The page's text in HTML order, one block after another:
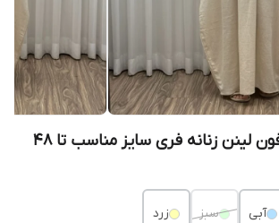
لینن زنانه فری سایز مناسب تا 48
آبی سبز زرد